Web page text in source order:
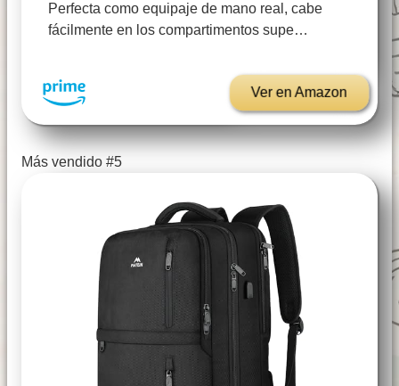
Perfecta como equipaje de mano real, cabe
fácilmente en los compartimentos supe…
Ver en Amazon
Más vendido #5